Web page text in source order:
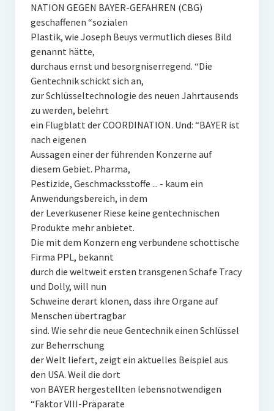
NATION GEGEN BAYER-GEFAHREN (CBG)
geschaffenen “sozialen
Plastik, wie Joseph Beuys vermutlich dieses Bild
genannt hätte,
durchaus ernst und besorgniserregend. “Die
Gentechnik schickt sich an,
zur Schlüsseltechnologie des neuen Jahrtausends
zu werden, belehrt
ein Flugblatt der COORDINATION. Und: “BAYER ist
nach eigenen
Aussagen einer der führenden Konzerne auf
diesem Gebiet. Pharma,
Pestizide, Geschmacksstoffe ... - kaum ein
Anwendungsbereich, in dem
der Leverkusener Riese keine gentechnischen
Produkte mehr anbietet.
Die mit dem Konzern eng verbundene schottische
Firma PPL, bekannt
durch die weltweit ersten transgenen Schafe Tracy
und Dolly, will nun
Schweine derart klonen, dass ihre Organe auf
Menschen übertragbar
sind. Wie sehr die neue Gentechnik einen Schlüssel
zur Beherrschung
der Welt liefert, zeigt ein aktuelles Beispiel aus
den USA. Weil die dort
von BAYER hergestellten lebensnotwendigen
“Faktor VIII-Präparate